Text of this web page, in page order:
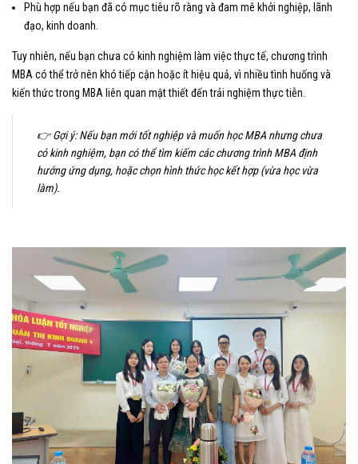
Phù hợp nếu bạn đã có mục tiêu rõ ràng và đam mê khởi nghiệp, lãnh
đạo, kinh doanh.
Tuy nhiên, nếu bạn chưa có kinh nghiệm làm việc thực tế, chương trình
MBA có thể trở nên khó tiếp cận hoặc ít hiệu quả, vì nhiều tình huống và
kiến thức trong MBA liên quan mật thiết đến trải nghiệm thực tiễn.
👉 Gợi ý: Nếu bạn mới tốt nghiệp và muốn học MBA nhưng chưa
có kinh nghiệm, bạn có thể tìm kiếm các chương trình MBA định
hướng ứng dụng, hoặc chọn hình thức học kết hợp (vừa học vừa
làm).